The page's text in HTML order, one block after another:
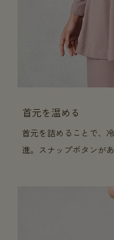
首元を温める
首元を詰めることで、
進。スナップボタンが